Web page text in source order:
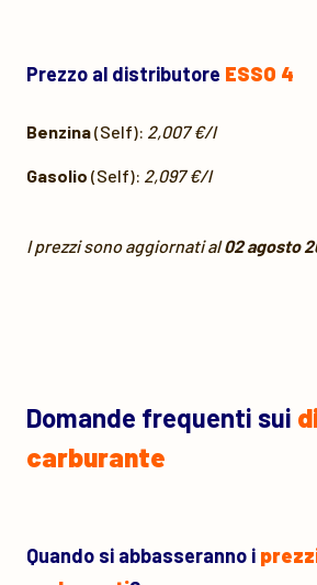
Prezzo al distributore ESSO 4
Benzina(Self): 2,007 €/l
Gasolio (Self): 2,097 €/l
I prezzi sono aggiornati al02 agosto
Domande frequenti sui
carburante
Quando si abbasseranno i